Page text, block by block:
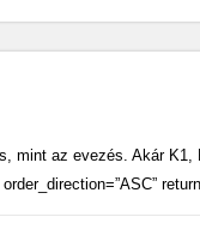
mint az evezés. Akár